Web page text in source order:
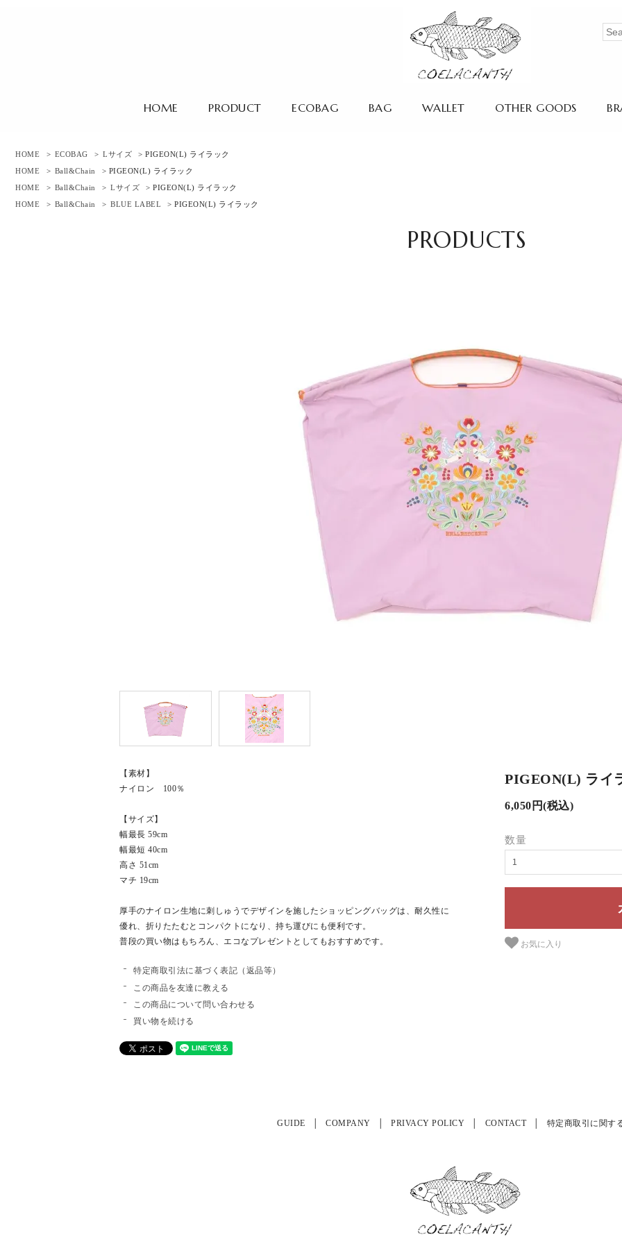
HOME PRODUCT ECOBAG BAG WALLET OTHER GOODS
HOME > ECOBAG > Lサイズ
> PIGEON(L) ライラック
HOME
> Ball&Chain
> PIGEON(L) ライラック
HOME
> Ball&Chain > Lサイズ
> PIGEON(L) ライラック
HOME
> Ball&Chain > BLUE LABEL > PIGEON(L) ライラック
PRODUCTS
PIGEON(L) ライ
6,050円(税込)
数量
お気に入り
【素材】
ナイロン 100％
【サイズ】
幅最長 59cm
幅最短 40cm
高さ 51cm
マチ 19cm
厚手のナイロン生地に刺しゅうでデザインを施したショッピングバッグは、耐久性に
優れ、折りたたむとコンパクトになり、持ち運びにも便利です。
普段の買い物はもちろん、エコなプレゼントとしてもおすすめです。
特定商取引法に基づく表記（返品等）
この商品を友達に教える
この商品について問い合わせる
買い物を続ける
GUIDE COMPANY PRIVACY POLICY CONTACT 特定商取引に関す